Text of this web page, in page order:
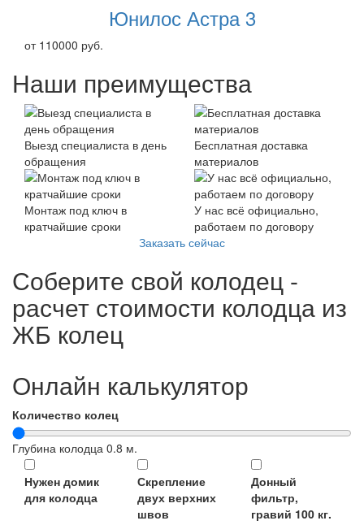
Юнилос Астра 3
от 110000 руб.
Наши преимущества
Выезд специалиста в день
обращения
Бесплатная доставка
материалов
Монтаж под ключ в
кратчайшие сроки
У нас всё официально,
работаем по договору
Заказать сейчас
Соберите свой колодец -
расчет стоимости колодца из
ЖБ колец
Онлайн калькулятор
Количество колец
Глубина колодца 0.8 м.
Нужен домик
для колодца
Скрепление
двух верхних
швов
Донный
фильтр,
гравий 100 кг.